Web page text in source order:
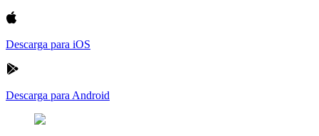
Descarga para iOS
Descarga para Android